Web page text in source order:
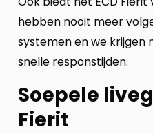
hebben nooit meer
systemen en we krijgen
snelle responstijden.
Soepele
Fierit